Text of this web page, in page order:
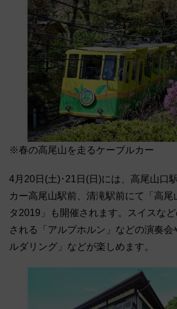
※春の高尾山を走るケーブルカー
4月20日(土)･21日(日)には、高尾山口
カー高尾山駅前、清滝駅前にて「高尾
タ2019」も開催されます。スイスな
される「アルプホルン」などの演奏
ルダリング」などが楽しめます。